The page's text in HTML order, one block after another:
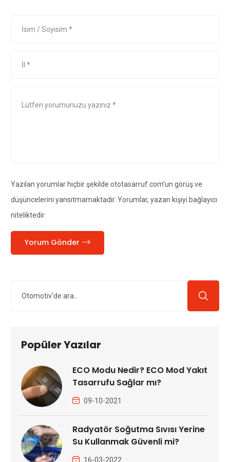
Yazılan yorumlar hiçbir şekilde ototasarruf.com’un görüş ve
düşüncelerini yansıtmamaktadır. Yorumlar, yazan kişiyi bağlayıcı
niteliktedir.
Yorum Gönder
Popüler Yazılar
ECO Modu Nedir? ECO Mod Yakıt
Tasarrufu Sağlar mı?
09-10-2021
Radyatör Soğutma Sıvısı Yerine
Su Kullanmak Güvenli mi?
16-03-2022